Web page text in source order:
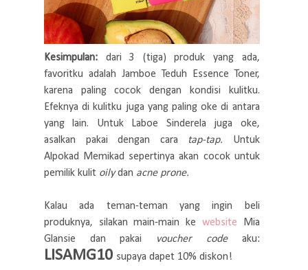
Kesimpulan: dari 3 (tiga) produk yang ada,
favoritku adalah Jamboe Teduh Essence Toner,
karena paling cocok dengan kondisi kulitku.
Efeknya di kulitku juga yang paling oke di antara
yang lain. Untuk Laboe Sinderela juga oke,
asalkan pakai dengan cara
tap-tap. Untuk
Alpokad Memikad sepertinya akan cocok untuk
pemilik kulit oilydan acne prone.
Kalau ada teman-teman yang ingin beli
produknya, silakan main-main ke website Mia
Glansie dan pakai
voucher code aku:
LISAMG10 supaya dapet 10% diskon!